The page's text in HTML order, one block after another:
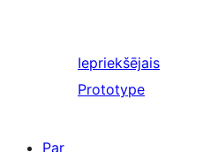
Iepriekšējais
Prototype
Par